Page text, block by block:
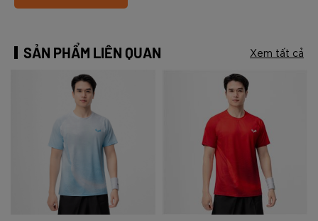
SẢN PHẨM LIÊN QUAN Xem tất cả